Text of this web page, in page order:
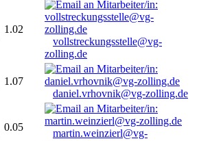
1.02
vollstreckungsstelle@vg-
zolling.de
1.07
daniel.vrhovnik@vg-zolling.de
0.05
martin.weinzierl@vg-